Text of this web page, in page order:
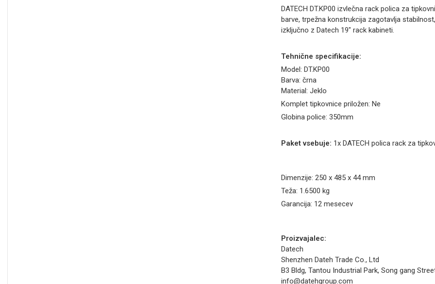
DATECH DT.KP00 izvlečna rack polica za
barve, trpežna konstrukcija zagotavlja
izključno z Datech 19" rack kabineti.
Tehnične specifikacije:
Model: DT.KP00
Barva: črna
Material: Jeklo
Komplet tipkovnice priložen: Ne
Globina police: 350mm
Paket vsebuje: 1x DATECH polica rack za
Dimenzije: 250 x 485 x 44 mm
Teža: 1.6500 kg
Garancija: 12 mesecev
Proizvajalec:
Datech
Shenzhen Dateh Trade Co., Ltd
B3 Bldg, Tantou Industrial Park, Song gang
info@datehgroup.com